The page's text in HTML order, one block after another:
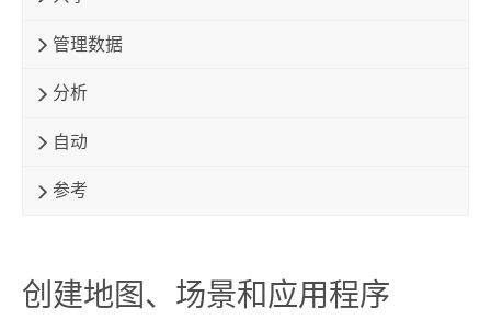
管理数据
分析
自动
参考
创建地图、场景和应用程序